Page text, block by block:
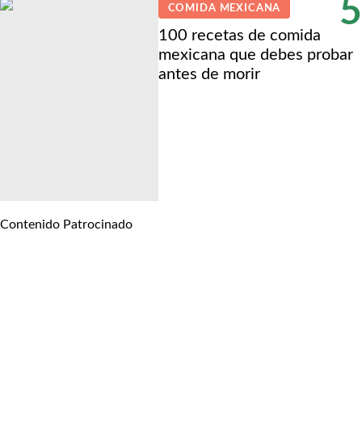
5
COMIDA MEXICANA
100 recetas de comida
mexicana que debes probar
antes de morir
Contenido Patrocinado